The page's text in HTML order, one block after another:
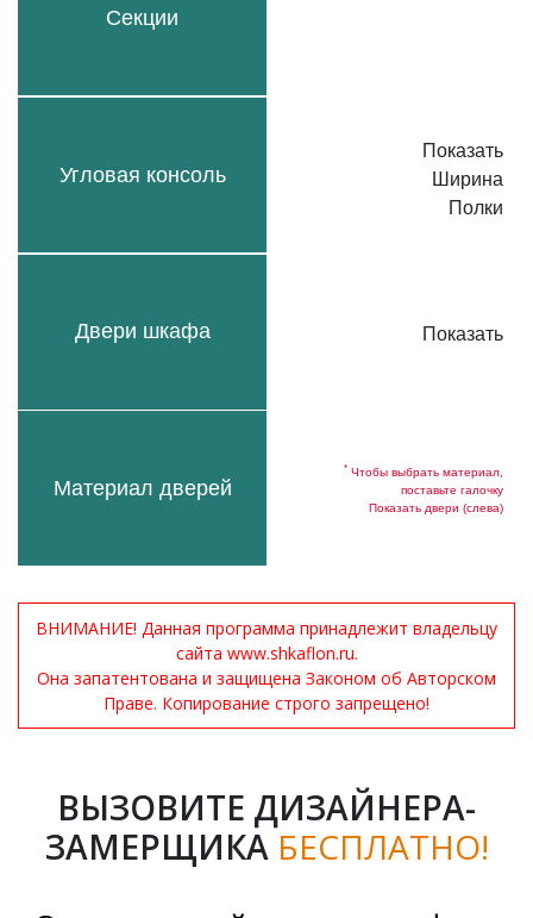
Секции
Угловая консоль
Двери шкафа
Материал дверей
Показать
Ширина
Полки
Показать
* Чтобы выбрать материал,
поставьте галочку
Показать двери (слева)
ВНИМАНИЕ! Данная программа принадлежит владельцу
сайта www.shkaflon.ru.
Она запатентована и защищена Законом об Авторском
Праве. Копирование строго запрещено!
ВЫЗОВИТЕ ДИЗАЙНЕРА-
ЗАМЕРЩИКА БЕСПЛАТНО!